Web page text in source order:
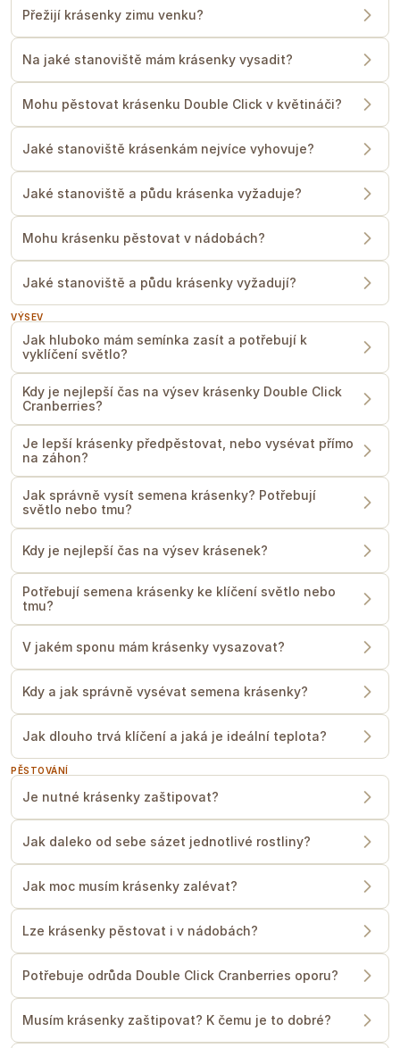
Přežijí krásenky zimu venku?
Na jaké stanoviště mám krásenky vysadit?
Mohu pěstovat krásenku Double Click v květináči?
Jaké stanoviště krásenkám nejvíce vyhovuje?
Jaké stanoviště a půdu krásenka vyžaduje?
Mohu krásenku pěstovat v nádobách?
Jaké stanoviště a půdu krásenky vyžadují?
VÝSEV
Jak hluboko mám semínka zasít a potřebují k
vyklíčení světlo?
Kdy je nejlepší čas na výsev krásenky Double Click
Cranberries?
Je lepší krásenky předpěstovat, nebo vysévat přímo
na záhon?
Jak správně vysít semena krásenky? Potřebují
světlo nebo tmu?
Kdy je nejlepší čas na výsev krásenek?
Potřebují semena krásenky ke klíčení světlo nebo
tmu?
V jakém sponu mám krásenky vysazovat?
Kdy a jak správně vysévat semena krásenky?
Jak dlouho trvá klíčení a jaká je ideální teplota?
PĚSTOVÁNÍ
Je nutné krásenky zaštipovat?
Jak daleko od sebe sázet jednotlivé rostliny?
Jak moc musím krásenky zalévat?
Lze krásenky pěstovat i v nádobách?
Potřebuje odrůda Double Click Cranberries oporu?
Musím krásenky zaštipovat? K čemu je to dobré?